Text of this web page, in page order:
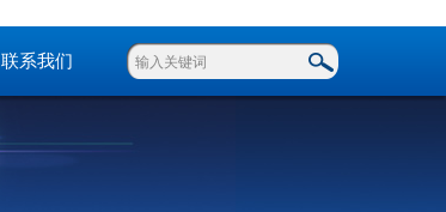
联系我们